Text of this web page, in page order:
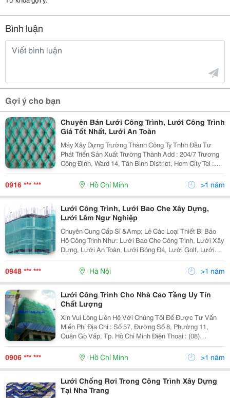
Bình luận
Gợi ý cho bạn
Chuyên Bán Lưới Công Trình, Lưới Công Trình
Giá Tốt Nhất, Lưới An Toàn
Máy Xây Dựng Trường Thành Công Ty Tnhh Đầu Tư
Phát Triển Sản Xuất Trường Thành Add : 204/7 Trương
Công Định, Ward 14, Tân Bình District, Hcm City Tel :
0866852530 Fax: 0838490430 Hotline: 0916.083.330
Email : Mayxaydungtruongthanh@Gmail.com
0916 *** *** Hồ Chí Minh >1 năm
Lưới Công Trình, Lưới Bao Che Xây Dựng,
Lưới Lâm Ngư Nghiệp
Chuyên Cung Cấp Sỉ &Amp; Lẻ Các Loại Thiết Bị Bảo
Hộ Công Trình Như: Lưới Bao Che Công Trình, Lưới Xây
Dựng, Lưới An Toàn, Lưới Bóng Đá, Lưới Golf, Lưới
Tennis,..Phục Vụ Cho Các Ngành Xây Dựng, Ngành Sắt
Thép, Cơ Khí Và Thủy Hải Sản,V.v&Hellip; Ch
0948 *** *** Hà Nội >1 năm
Lưới Công Trình Cho Nhà Cao Tầng Uy Tín
Chất Lượng
Xin Vui Lòng Liên Hệ Với Chúng Tôi Để Được Tư Vấn
Miến Phí Địa Chỉ : Số 57, Đường Số 8, Phường 11,
Quận Gò Vấp, Tp. Hồ Chí Minh Điện Thoại : (08)
3921.2641 - Fax: (08) 3921.2640 Chi Nhánh Hn : Tầng
M3 Tòa Nhà Ct1, Khu Đô Thị Sudico - Mễ Trì &Ndash
0906 *** *** Hồ Chí Minh >1 năm
Lưới Chống Rơi Trong Công Trình Xây Dựng
Tại Nha Trang